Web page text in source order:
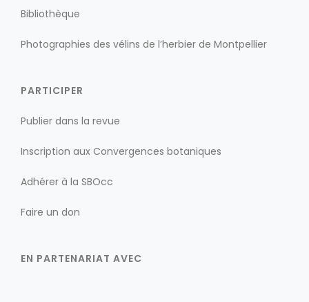
Bibliothèque
Photographies des vélins de l’herbier de Montpellier
PARTICIPER
Publier dans la revue
Inscription aux Convergences botaniques
Adhérer à la SBOcc
Faire un don
EN PARTENARIAT AVEC